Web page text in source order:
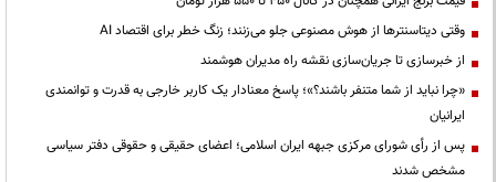
وقتی دیتاسنترها از هوش مصنوعی جلو می‌زنند؛ زنگ خطر برای اقتصاد AI
از خبرسازی تا جریان‌سازی نقشه راه مدیران هوشمند
«چرا نباید از شما متنفر باشند؟»؛ پاسخ معنادار یک کاربر خارجی به قدرت و توانمندی
ایرانیان
پس از رأی شورای مرکزی جبهه ایران اسلامی؛ اعضای حقیقی و حقوقی دفتر سیاسی
مشخص شدند